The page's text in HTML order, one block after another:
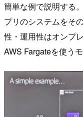
簡単な例で説明する
プリのシステムをそ
性・運用性はオンプ
AWS Fargateを使う